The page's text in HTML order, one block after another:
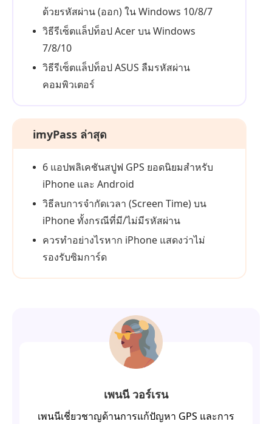
ด้วยรหัสผ่าน (ออก) ใน Windows 10/8/7
วิธีรีเซ็ตแล็ปท็อป Acer บน Windows
7/8/10
วิธีรีเซ็ตแล็ปท็อป ASUS ลืมรหัสผ่าน
คอมพิวเตอร์
imyPass ล่าสุด
6 แอปพลิเคชันสปูฟ GPS ยอดนิยมสำหรับ
iPhone และ Android
วิธีลบการจำกัดเวลา (Screen Time) บน
iPhone ทั้งกรณีที่มี/ไม่มีรหัสผ่าน
ควรทำอย่างไรหาก iPhone แสดงว่าไม่
รองรับซิมการ์ด
เพนนี วอร์เรน
เพนนีเชี่ยวชาญด้านการแก้ปัญหา GPS และการ